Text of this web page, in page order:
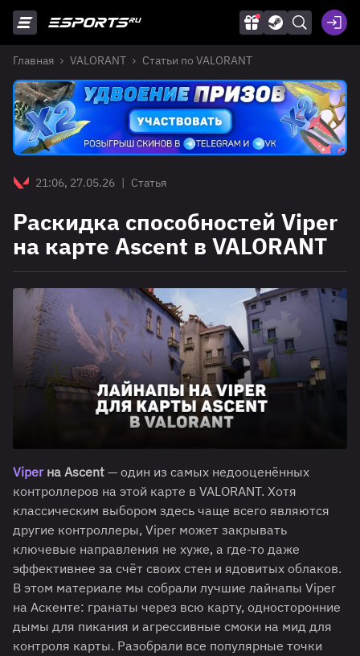
Главная VALORANT Статьи по VALORANT
21:06, 27.05.26 | Статья
Раскидка способностей Viper
на карте Ascent в VALORANT
Viperна Ascent — один из самых недооценённых
контроллеров на этой карте в VALORANT. Хотя
классическим выбором здесь чаще всего являются
другие контроллеры, Viper может закрывать
ключевые направления не хуже, а где-то даже
эффективнее за счёт своих стен и ядовитых облаков.
В этом материале мы собрали лучшие лайнапы Viper
на Аскенте: гранаты через всю карту, односторонние
дымы для пикания и агрессивные смоки на мид для
контроля карты. Разобрали все популярные точки